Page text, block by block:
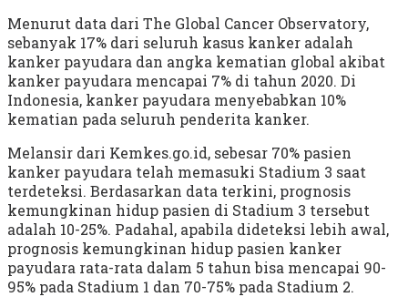
Menurut data dari The Global Cancer Observatory,
sebanyak 17% dari seluruh kasus kanker adalah
kanker payudara dan angka kematian global akibat
kanker payudara mencapai 7% di tahun 2020. Di
Indonesia, kanker payudara menyebabkan 10%
kematian pada seluruh penderita kanker.
Melansir dari Kemkes.go.id, sebesar 70% pasien
kanker payudara telah memasuki Stadium 3 saat
terdeteksi. Berdasarkan data terkini, prognosis
kemungkinan hidup pasien di Stadium 3 tersebut
adalah 10-25%. Padahal, apabila dideteksi lebih awal,
prognosis kemungkinan hidup pasien kanker
payudara rata-rata dalam 5 tahun bisa mencapai 90-
95% pada Stadium 1 dan 70-75% pada Stadium 2.